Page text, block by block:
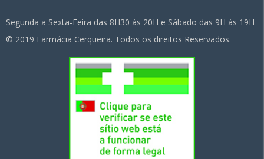
Segunda a Sexta-Feira das 8H30 às 20H e Sábado das 9H às 19H
© 2019 Farmácia Cerqueira. Todos os direitos Reservados.